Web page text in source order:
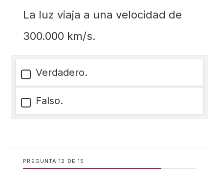
La luz viaja a una velocidad de
300.000 km/s.
Verdadero.
Falso.
PREGUNTA DE 15